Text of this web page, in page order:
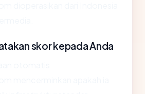
skor kepada Anda